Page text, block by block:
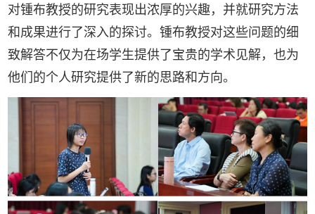
对锺布教授的研究表现出浓厚的兴趣，并就研究方法
和成果进行了深入的探讨。锺布教授对这些问题的细
致解答不仅为在场学生提供了宝贵的学术见解，也为
他们的个人研究提供了新的思路和方向。